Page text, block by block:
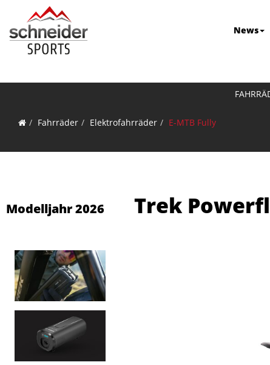
News
Fahrräder Elektrofahrräder E-MTB Fully
Modelljahr 2026 Trek